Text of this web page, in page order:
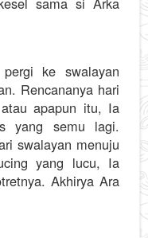
ke swalayan
Rencananya hari
apapun itu, Ia
yang semu lagi.
swalayan menuju
yang lucu, Ia
Akhirya Ara